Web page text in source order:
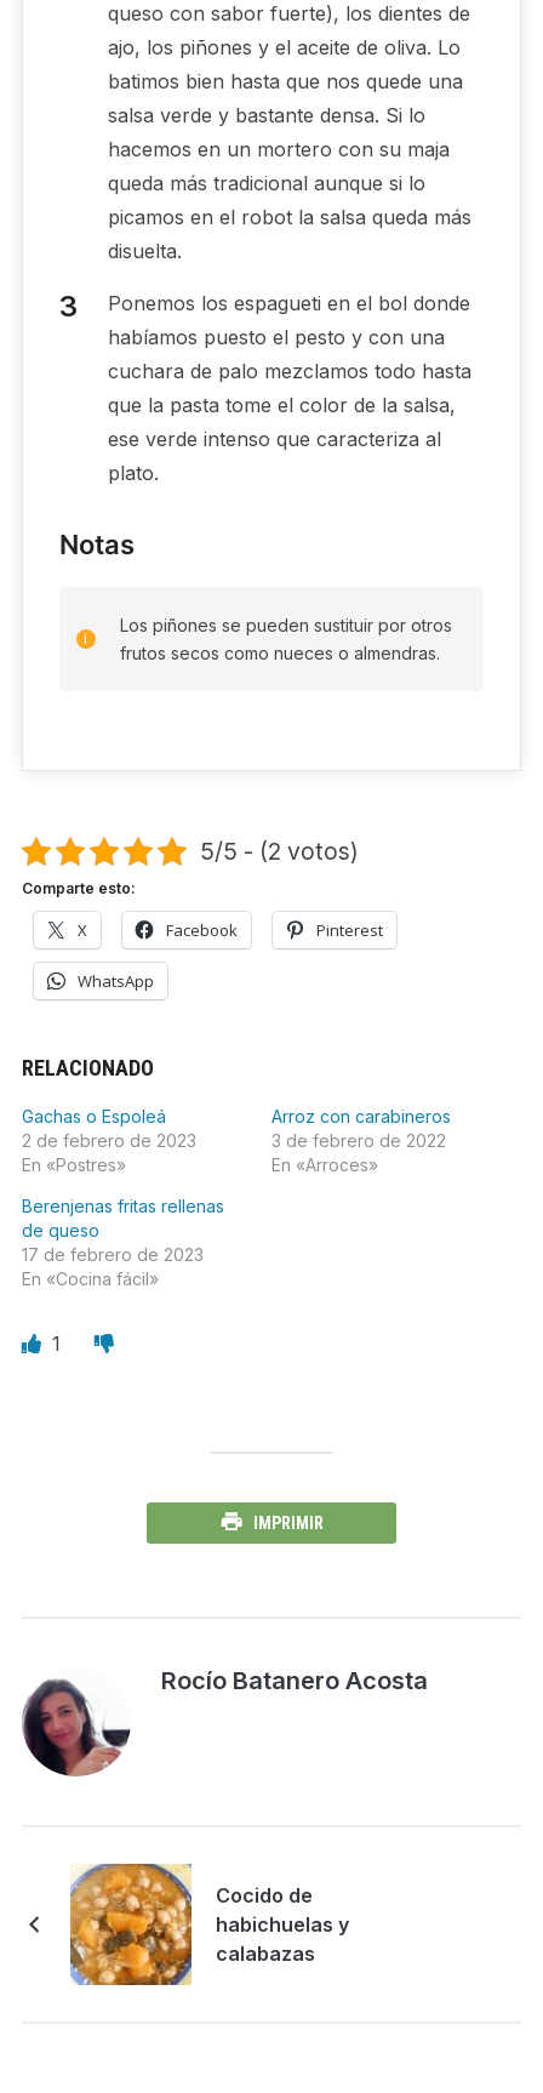
queso con sabor fuerte), los dientes de
ajo, los piñones y el aceite de oliva. Lo
batimos bien hasta que nos quede una
salsa verde y bastante densa. Si lo
hacemos en un mortero con su maja
queda más tradicional aunque si lo
picamos en el robot la salsa queda más
disuelta.
Ponemos los espagueti en el bol donde
habíamos puesto el pesto y con una
cuchara de palo mezclamos todo hasta
que la pasta tome el color de la salsa,
ese verde intenso que caracteriza al
plato.
Notas
Los piñones se pueden sustituir por otros
frutos secos como nueces o almendras.
5/5 - (2 votos)
Comparte esto:
X Facebook Pinterest
WhatsApp
RELACIONADO
Gachas o Espoleá
2 de febrero de 2023
En «Postres»
Arroz con carabineros
3 de febrero de 2022
En «Arroces»
Berenjenas fritas rellenas
de queso
17 de febrero de 2023
En «Cocina fácil»
1
IMPRIMIR
Rocío Batanero Acosta
Cocido de
habichuelas y
calabazas